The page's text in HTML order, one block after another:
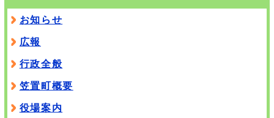
お知らせ
広報
行政全般
笠置町概要
役場案内